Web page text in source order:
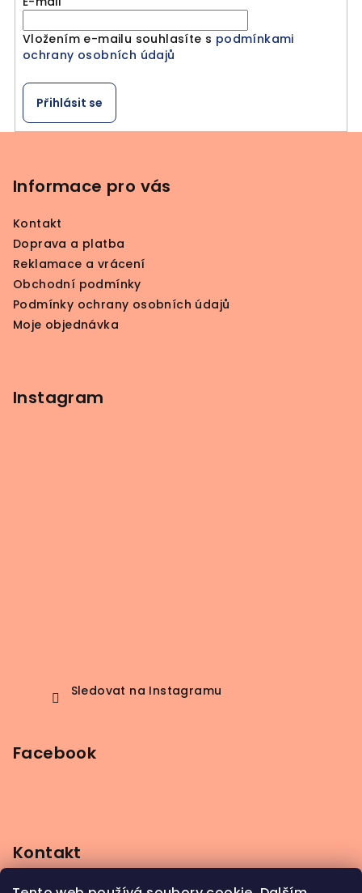
Vložením e-mailu souhlasíte s podmínkami
ochrany osobních údajů
Přihlásit se
Informace pro vás
Kontakt
Doprava a platba
Reklamace a vrácení
Obchodní podmínky
Podmínky ochrany osobních údajů
Moje objednávka
Instagram
Sledovat na Instagramu
Facebook
Kontakt